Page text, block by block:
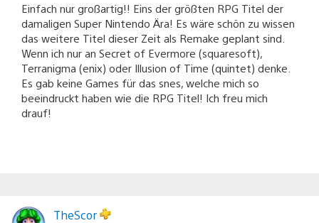
Einfach nur großartig!! Eins der größten RPG Titel der
damaligen Super Nintendo Ära! Es wäre schön zu wissen
das weitere Titel dieser Zeit als Remake geplant sind.
Wenn ich nur an Secret of Evermore (squaresoft),
Terranigma (enix) oder Illusion of Time (quintet) denke.
Es gab keine Games für das snes, welche mich so
beeindruckt haben wie die RPG Titel! Ich freu mich
drauf!
TheScor